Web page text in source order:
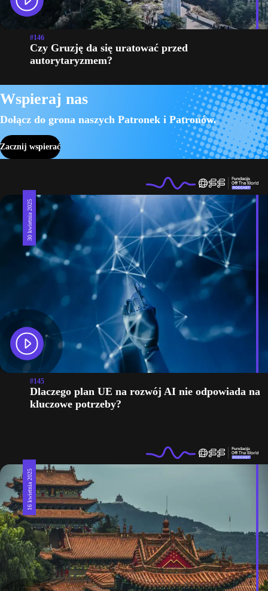
#146
Czy Gruzję da się uratować przed
autorytaryzmem?
Wspieraj nas
Dołącz do grona naszych Patronek i Patronów.
Zacznij wspierać
30 kwietnia 2025
#145
Dlaczego plan UE na rozwój AI nie odpowiada na
kluczowe potrzeby?
16 kwietnia 2025